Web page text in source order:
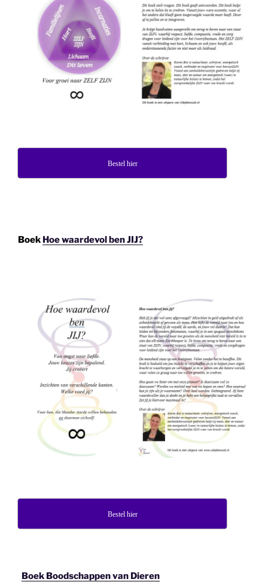
Bestel hier
Boek Hoe waardevol ben JIJ?
Bestel hier
Boek Boodschappen van Dieren